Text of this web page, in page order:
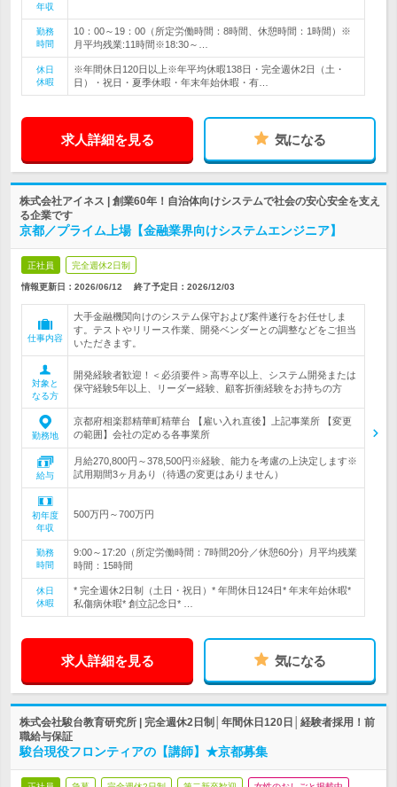
年収
勤務
時間
10：00～19：00（所定労働時間：8時間、休憩時間：1時間）※
月平均残業:11時間※18:30～…
休日
休暇
※年間休日120日以上※年平均休暇138日・完全週休2日（土・
日）・祝日・夏季休暇・年末年始休暇・有…
求人詳細を見る 気になる
株式会社アイネス | 創業60年！自治体向けシステムで社会の安心安全を支え
る企業です
京都／プライム上場【金融業界向けシステムエンジニア】
正社員 完全週休2日制
情報更新日：2026/06/12 終了予定日： 2026/12/03
仕事内容
大手金融機関向けのシステム保守および案件遂行をお任せしま
す。テストやリリース作業、開発ベンダーとの調整などをご担当
いただきます。
対象と
なる方
開発経験者歓迎！＜必須要件＞高専卒以上、システム開発または
保守経験5年以上、リーダー経験、顧客折衝経験をお持ちの方
勤務地
京都府相楽郡精華町精華台 【雇い入れ直後】上記事業所 【変更
の範囲】会社の定める各事業所
給与
月給270,800円～378,500円※経験、能力を考慮の上決定します※
試用期間3ヶ月あり（待遇の変更はありません）
初年度
年収
500万円～700万円
勤務
時間
9:00～17:20（所定労働時間：7時間20分／休憩60分）月平均残業
時間：15時間
休日
休暇
* 完全週休2日制（土日・祝日）* 年間休日124日* 年末年始休暇*
私傷病休暇* 創立記念日* …
求人詳細を見る 気になる
株式会社駿台教育研究所 | 完全週休2日制│年間休日120日│経験者採用！前
職給与保証
駿台現役フロンティアの【講師】★京都募集